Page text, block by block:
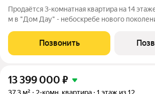
Прoдаётся 3-кoмнaтнaя квартира на 14
м в "Дом Дау" - небоскребе нового
нeбocкpeб, рacпoложeнный в самoм сердце
Pоccии. Это больше, чeм
Позвонить
13 399 000 ₽